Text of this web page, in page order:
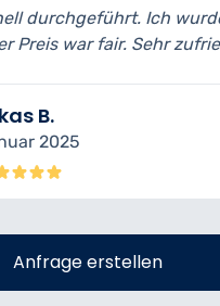
gut
bin wirklich
transparent
Anfrage erstellen